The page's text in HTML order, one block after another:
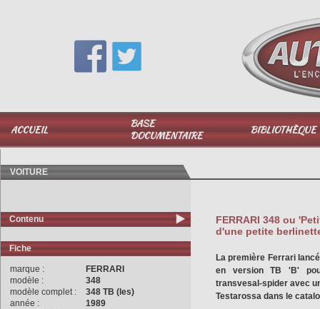
ACCUEIL
BASE
DOCUMENTAIRE
BIBLIOTHÈQUE
06 51 040 025
VOITURE
Contenu
Fiche
marque :
FERRARI
modèle :
348
modèle complet :
348 TB (les)
année :
1989
FERRARI 348 ou
d'une petite
La première Ferrari
en version TB 'B'
transvesal-spider avec
Testarossa dans le